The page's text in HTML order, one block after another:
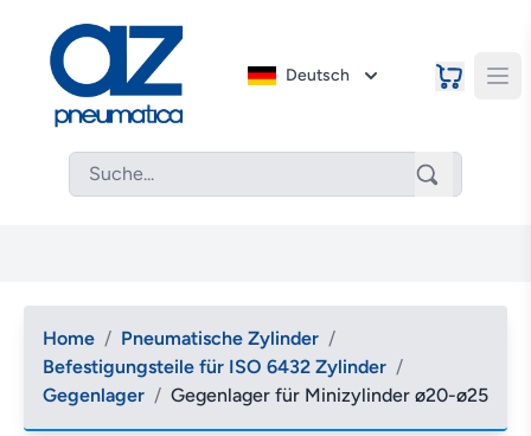
Deutsch
Home / Pneumatische Zylinder /
Befestigungsteile für ISO 6432 Zylinder /
Gegenlager / Gegenlager für Minizylinder ø20-ø25